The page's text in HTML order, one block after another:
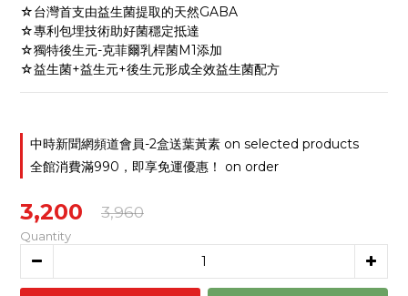
☆台灣首支由益生菌提取的天然GABA
☆專利包埋技術助好菌穩定抵達
☆獨特後生元-克菲爾乳桿菌M1添加
☆益生菌+益生元+後生元形成全效益生菌配方
中時新聞網頻道會員-2盒送葉黃素 on selected products
全館消費滿990，即享免運優惠！ on order
3,200 3,960
Quantity